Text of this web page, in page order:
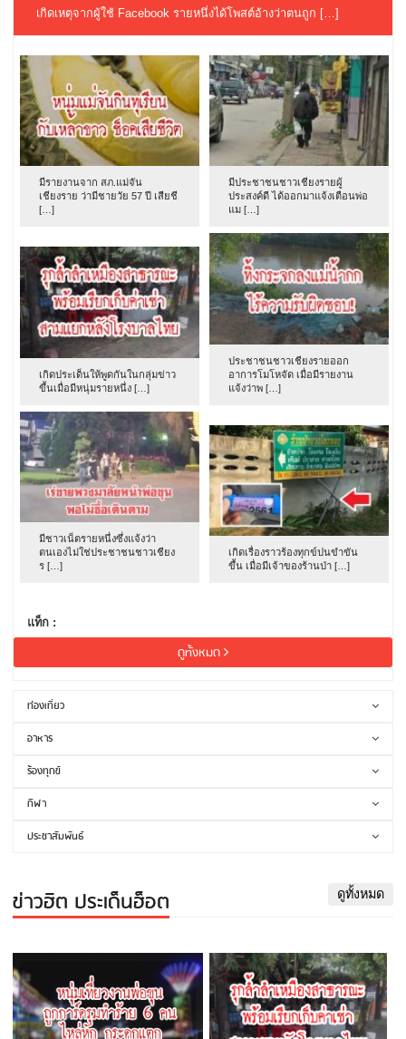
เกิดเหตุจากผู้ใช้ Facebook รายหนึ่งได้โพสต์อ้างว่าตนถูก […]
มีรายงานจาก สภ.แม่จัน
เชียงราย ว่ามีชายวัย 57 ปี เสียชี
[…]
มีประชาชนชาวเชียงรายผู้
ประสงค์ดี ได้ออกมาแจ้งเตือนพ่อ
แม […]
เกิดประเด็นให้พูดกันในกลุ่มข่าว
ขึ้นเมื่อมีหนุ่มรายหนึ่ง […]
ประชาชนชาวเชียงรายออก
อาการโมโหจัด เมื่อมีรายงาน
แจ้งว่าพ […]
มีชาวเน็ตรายหนึ่งซึ่งแจ้งว่า
ตนเองไม่ใช่ประชาชนชาวเชียง
ร […]
เกิดเรื่องราวร้องทุกข์ปนขำขัน
ขึ้น เมื่อมีเจ้าของร้านป่า […]
แท็ก :
ดูทั้งหมด
ท่องเที่ยว
อาหาร
ร้องทุกข์
กีฬา
ประชาสัมพันธ์
ข่าวฮิต ประเด็นฮ็อต ดูทั้งหมด